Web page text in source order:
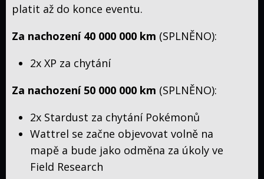
Historie
série
Manga
Diskuze
diskuze
Fórum
platit až do konce eventu.
Za nachození 40 000 000 km (SPLNĚNO):
2x XP za chytání
Za nachození 50 000 000 km (SPLNĚNO):
2x Stardust za chytání Pokémonů
Wattrel se začne objevovat volně na
mapě a bude jako odměna za úkoly ve
Field Research